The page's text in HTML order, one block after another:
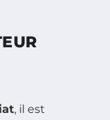
, il est